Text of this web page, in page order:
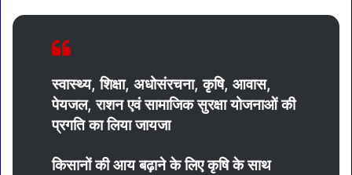
स्वास्थ्य, शिक्षा, अधोसंरचना, कृषि, आवास,
पेयजल, राशन एवं सामाजिक सुरक्षा योजनाओं की
प्रगति का लिया जायजा
किसानों की आय बढ़ाने के लिए कृषि के साथ